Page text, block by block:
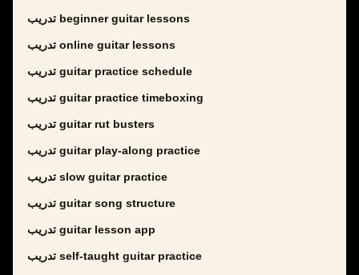
تدريب beginner guitar lessons
تدريب online guitar lessons
تدريب guitar practice schedule
تدريب guitar practice timeboxing
تدريب guitar rut busters
تدريب guitar play-along practice
تدريب slow guitar practice
تدريب guitar song structure
تدريب guitar lesson app
تدريب self-taught guitar practice